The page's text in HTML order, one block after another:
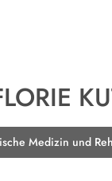
Medizin und